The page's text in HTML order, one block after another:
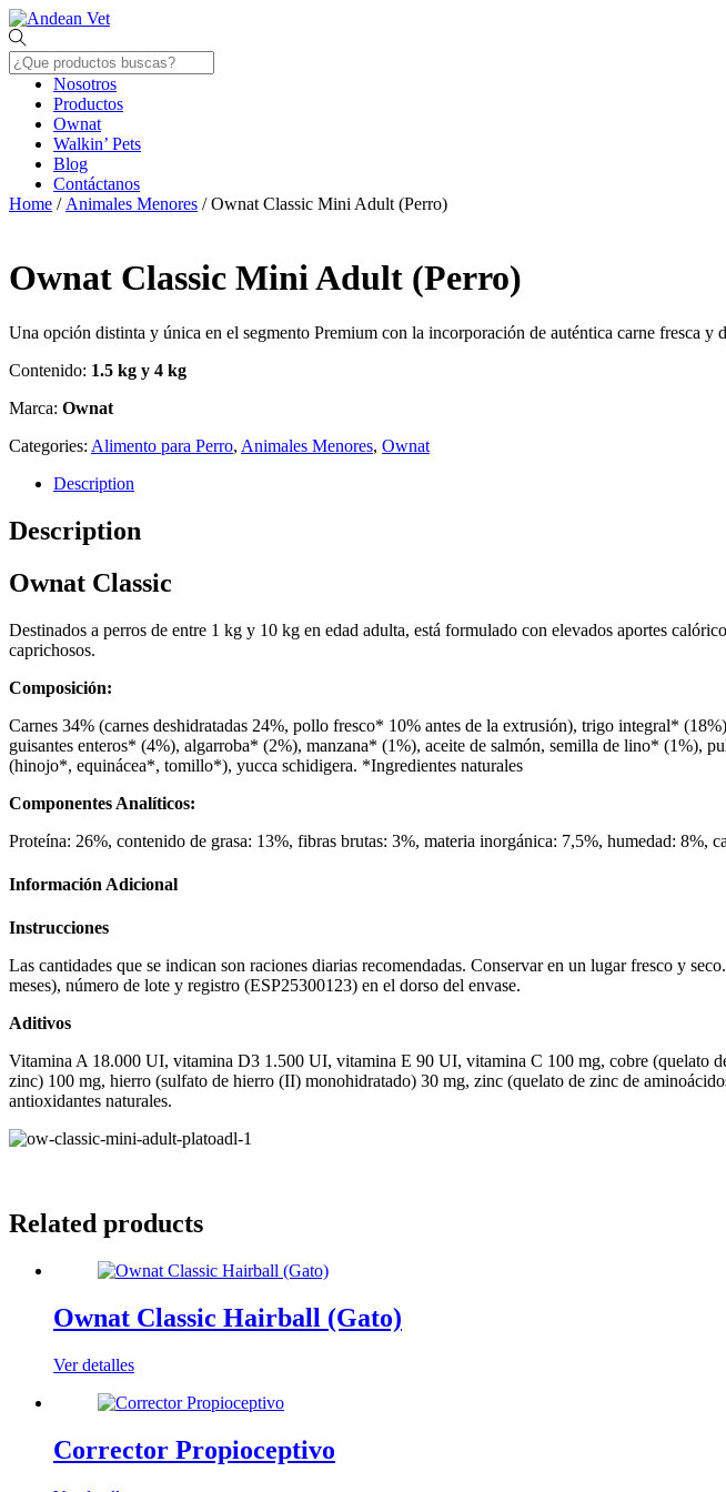
Skip
to
content
Menu
Nosotros
Productos
Ownat
Walkin’ Pets
Blog
Contáctanos
Close
Home / Animales Menores / Ownat Classic Mini Adult (Perro)
Ownat Classic Mini Adult (Perro)
Una opción distinta y única en el segmento Premium con la incorporación de auténtica carne fresca y
Contenido: 1.5 kg y 4 kg
Marca: Ownat
Categories: Alimento para Perro, Animales Menores, Ownat
Description
Description
Ownat Classic
Destinados a perros de entre 1 kg y 10 kg en edad adulta, está formulado con elevados aportes
caprichosos.
Composición:
Carnes 34% (carnes deshidratadas 24%, pollo fresco* 10% antes de la extrusión), trigo integral*
guisantes enteros* (4%), algarroba* (2%), manzana* (1%), aceite de salmón, semilla de lino* (1%),
(hinojo*, equinácea*, tomillo*), yucca schidigera. *Ingredientes naturales
Componentes Analíticos:
Proteína: 26%, contenido de grasa: 13%, fibras brutas: 3%, materia inorgánica: 7,5%, humedad: 8%,
Información Adicional
Instrucciones
Las cantidades que se indican son raciones diarias recomendadas. Conservar en un lugar fresco y
meses), número de lote y registro (ESP25300123) en el dorso del envase.
Aditivos
Vitamina A 18.000 UI, vitamina D3 1.500 UI, vitamina E 90 UI, vitamina C 100 mg, cobre (quelato
zinc) 100 mg, hierro (sulfato de hierro (II) monohidratado) 30 mg, zinc (quelato de zinc de
antioxidantes naturales.
Related products
Ownat Classic Hairball (Gato)
Ver detalles
Corrector Propioceptivo